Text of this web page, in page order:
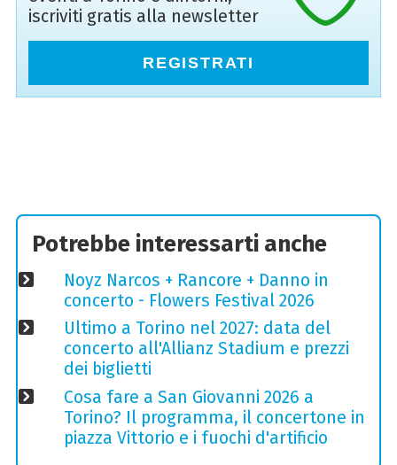
iscriviti gratis alla newsletter
REGISTRATI
Potrebbe interessarti anche
Noyz Narcos + Rancore + Danno in
concerto - Flowers Festival 2026
Ultimo a Torino nel 2027: data del
concerto all'Allianz Stadium e prezzi
dei biglietti
Cosa fare a San Giovanni 2026 a
Torino? Il programma, il concertone in
piazza Vittorio e i fuochi d'artificio